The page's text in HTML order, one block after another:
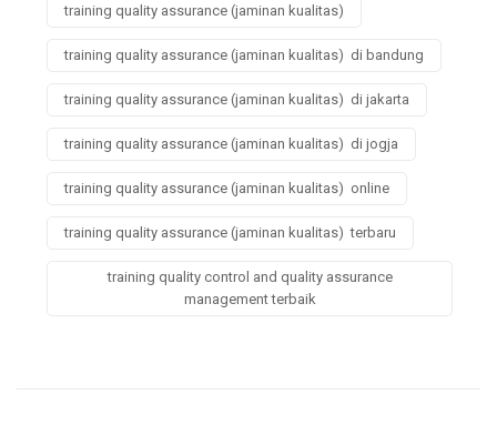
training quality assurance (jaminan kualitas)
training quality assurance (jaminan kualitas) di bandung
training quality assurance (jaminan kualitas) di jakarta
training quality assurance (jaminan kualitas) di jogja
training quality assurance (jaminan kualitas) online
training quality assurance (jaminan kualitas) terbaru
training quality control and quality assurance
management terbaik